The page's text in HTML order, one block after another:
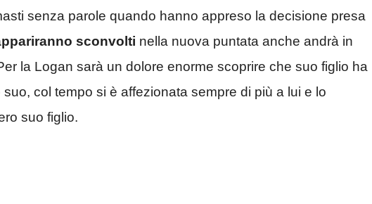
senza parole quando hanno appreso la decisione presa
sconvolti nella nuova puntata anche andrà in
la Logan sarà un dolore enorme scoprire che suo figlio ha
col tempo si è affezionata sempre di più a lui e lo
suo figlio.